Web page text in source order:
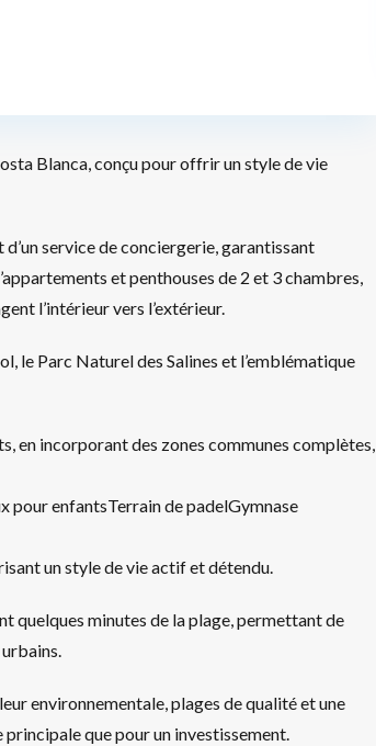
Blanca, conçu pour offrir un style de vie
d’un service de conciergerie, garantissant
et penthouses de 2 et 3 chambres,
l’intérieur vers l’extérieur.
le Parc Naturel des Salines et l’emblématique
en incorporant des zones communes complètes,
pour enfantsTerrain de padelGymnase
un style de vie actif et détendu.
quelques minutes de la plage, permettant de
environnementale, plages de qualité et une
que pour un investissement.